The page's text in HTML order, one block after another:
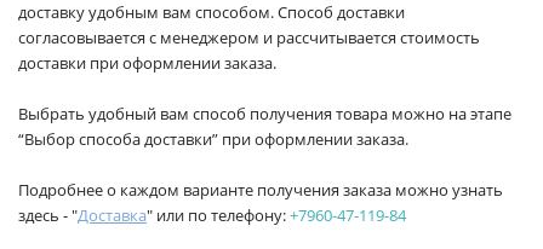
доставку удобным вам способом. Способ доставки
согласовывается с менеджером и рассчитывается стоимость
доставки при оформлении заказа.
Выбрать удобный вам способ получения товара можно на этапе
“Выбор способа доставки” при оформлении заказа.
Подробнее о каждом варианте получения заказа можно узнать
здесь - "Доставка" или по телефону:+7960-47-119-84